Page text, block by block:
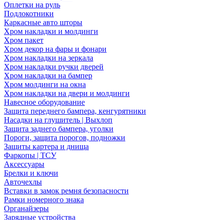
Оплетки на руль
Подлокотники
Каркасные авто шторы
Хром накладки и молдинги
Хром пакет
Хром декор на фары и фонари
Хром накладки на зеркала
Хром накладки ручки дверей
Хром накладки на бампер
Хром молдинги на окна
Хром накладки на двери и молдинги
Навесное оборудование
Защита переднего бампера, кенгурятники
Насадки на глушитель | Выхлоп
Защита заднего бампера, уголки
Пороги, защита порогов, подножки
Защиты картера и днища
Фаркопы | ТСУ
Аксессуары
Брелки и ключи
Авточехлы
Вставки в замок ремня безопасности
Рамки номерного знака
Органайзеры
Зарядные устройства